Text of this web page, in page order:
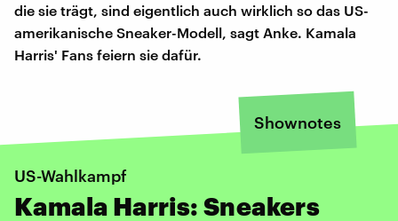
die sie trägt, sind eigentlich auch wirklich so das US-
amerikanische Sneaker-Modell, sagt Anke. Kamala
Harris' Fans feiern sie dafür.
Shownotes
US-Wahlkampf
Kamala Harris: Sneakers